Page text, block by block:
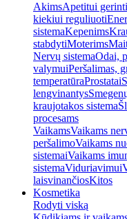
AkimsApetitui gerinti
kiekiui reguliuoti
sistemaKepenims
stabdytiMoterims
Nervų sistemaOdai,
valymuiPeršalimas,
temperatūraProstatai
lengvinantys
kraujotakos sistema
procesams
VaikamsVaikams
peršalimoVaikams
sistemaiVaikams
sistemaViduriavimui
laisvinančiosKitos
Kosmetika
Rodyti viską